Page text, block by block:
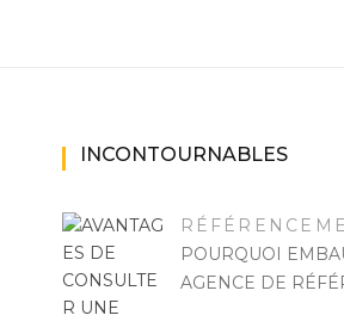
INCONTOURNABLES
POURQUOI
AGENCE DE